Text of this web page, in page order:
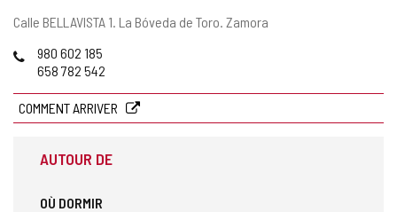
Adresse
Calle BELLAVISTA 1. La Bóveda de Toro. Zamora
Téléphones
980 602 185
658 782 542
COMMENT ARRIVER
AUTOUR DE
OÙ DORMIR